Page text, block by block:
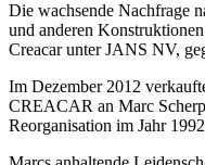
Die wachsende Nachfrage
und anderen
Creacar unter JANS NV,
Im Dezember 2012
CREACAR an Marc
Reorganisation im Jahr